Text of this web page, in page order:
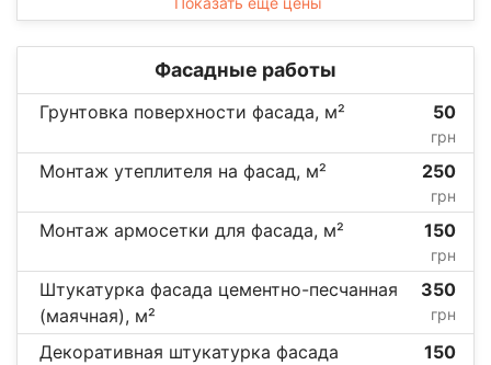
Фасадные работы
Грунтовка поверхности фасада, м² 50
грн
Монтаж утеплителя на фасад, м² 250
грн
Монтаж армосетки для фасада, м² 150
грн
Штукатурка фасада цементно-песчанная
(маячная), м²
350
грн
Декоративная штукатурка фасада
150